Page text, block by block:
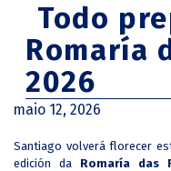
Todo
Romaría
2026
maio 12, 2026
Santiago volverá florecer
edición da Romaría das